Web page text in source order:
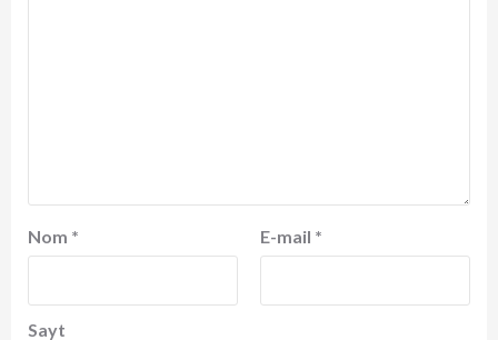
Nom * E-mail *
Sayt